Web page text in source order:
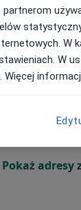
Jutro
Pokaż adresy
W
W